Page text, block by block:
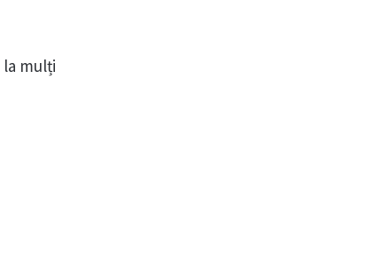
mulți